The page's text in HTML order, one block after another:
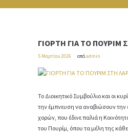
ΓΙΟΡΤΗ ΓΙΑ ΤΟ ΠΟΥΡΙΜ
5 Μαρτίου 2026 απόadmin
Το Διοικητικό Συμβούλιο και οι
την έμπνευση να αναβιώσουν
χορών, που έδινε παλιά η
του Πουρίμ, όπου τα μέλη της